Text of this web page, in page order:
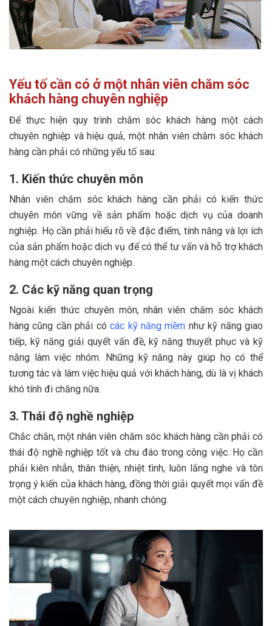
Yếu tố cần có ở một nhân viên chăm sóc
khách hàng chuyên nghiệp
Để thực hiện quy trình chăm sóc khách hàng một cách
chuyên nghiệp và hiệu quả, một nhân viên chăm sóc khách
hàng cần phải có những yếu tố sau:
1. Kiến thức chuyên môn
Nhân viên chăm sóc khách hàng cần phải có kiến thức
chuyên môn vững về sản phẩm hoặc dịch vụ của doanh
nghiệp. Họ cần phải hiểu rõ về đặc điểm, tính năng và lợi ích
của sản phẩm hoặc dịch vụ để có thể tư vấn và hỗ trợ khách
hàng một cách chuyên nghiệp.
2. Các kỹ năng quan trọng
Ngoài kiến thức chuyên môn, nhân viên chăm sóc khách
hàng cũng cần phải cócác kỹ năng mềm như kỹ năng giao
tiếp, kỹ năng giải quyết vấn đề, kỹ năng thuyết phục và kỹ
năng làm việc nhóm. Những kỹ năng này giúp họ có thể
tương tác và làm việc hiệu quả với khách hàng, dù là vị khách
khó tính đi chăng nữa.
3. Thái độ nghề nghiệp
Chắc chắn, một nhân viên chăm sóc khách hàng cần phải có
thái độ nghề nghiệp tốt và chu đáo trong công việc. Họ cần
phải kiên nhẫn, thân thiện, nhiệt tình, luôn lắng nghe và tôn
trọng ý kiến của khách hàng, đồng thời giải quyết mọi vấn đề
một cách chuyên nghiệp, nhanh chóng.